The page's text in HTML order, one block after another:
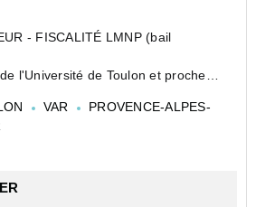
- FISCALITÉ LMNP (bail
l'Université de Toulon et proche
entièrement équipé et
hall d'e...
VAR
PROVENCE-ALPES-